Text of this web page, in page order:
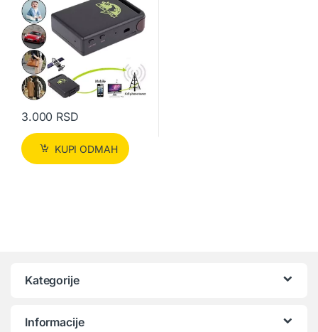
3.000 RSD
KUPI ODMAH
Kategorije
Informacije